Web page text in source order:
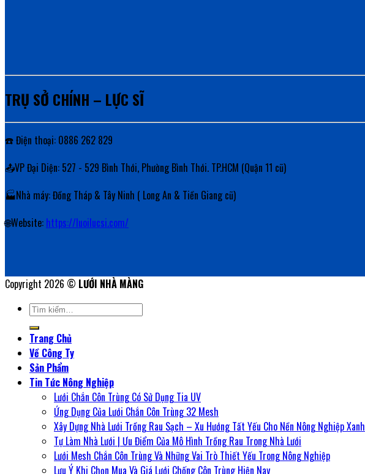
TRỤ SỞ CHÍNH – LỰC SĨ
☎️ Điện thoại: 0886 262 829
📤VP Đại Diện: 527 - 529 Bình Thới, Phường Bình Thới. TP.HCM (Quận 11 cũ)
🏭Nhà máy: Đồng Tháp & Tây Ninh ( Long An & Tiền Giang cũ)
🌐Website: https://luoilucsi.com/
Copyright 2026 © LƯỚI NHÀ MÀNG
Tìm
kiếm:
Trang Chủ
Về Công Ty
Sản Phẩm
Tin Tức Nông Nghiệp
Lưới Chắn Côn Trùng Có Sử Dụng Tia UV
Ứng Dụng Của Lưới Chắn Côn Trùng 32 Mesh
Xây Dựng Nhà Lưới Trồng Rau Sạch – Xu Hướng Tất Yếu Cho Nền Nông Nghiệp Xanh
Tự Làm Nhà Lưới | Ưu Điểm Của Mô Hình Trồng Rau Trong Nhà Lưới
Lưới Mesh Chắn Côn Trùng Và Những Vai Trò Thiết Yếu Trong Nông Nghiệp
Lưu Ý Khi Chọn Mua Và Giá Lưới Chống Côn Trùng Hiện Nay